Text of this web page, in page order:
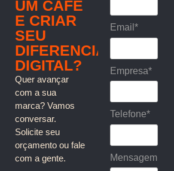
UM CAFÉ
E CRIAR
SEU
DIFERENCIAL
DIGITAL?
Quer avançar
com a sua
marca? Vamos
conversar.
Solicite seu
orçamento ou fale
com a gente.
Email*
Empresa*
Telefone*
Mensagem